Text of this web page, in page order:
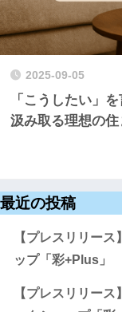
2025-09-05
「こうしたい」
汲み取る理想の住
最近の投稿
【プレスリリー
ップ「彩+Plus」
【プレスリリー